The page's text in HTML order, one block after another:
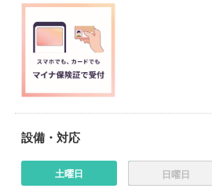
設備・対応
土曜日 日曜日